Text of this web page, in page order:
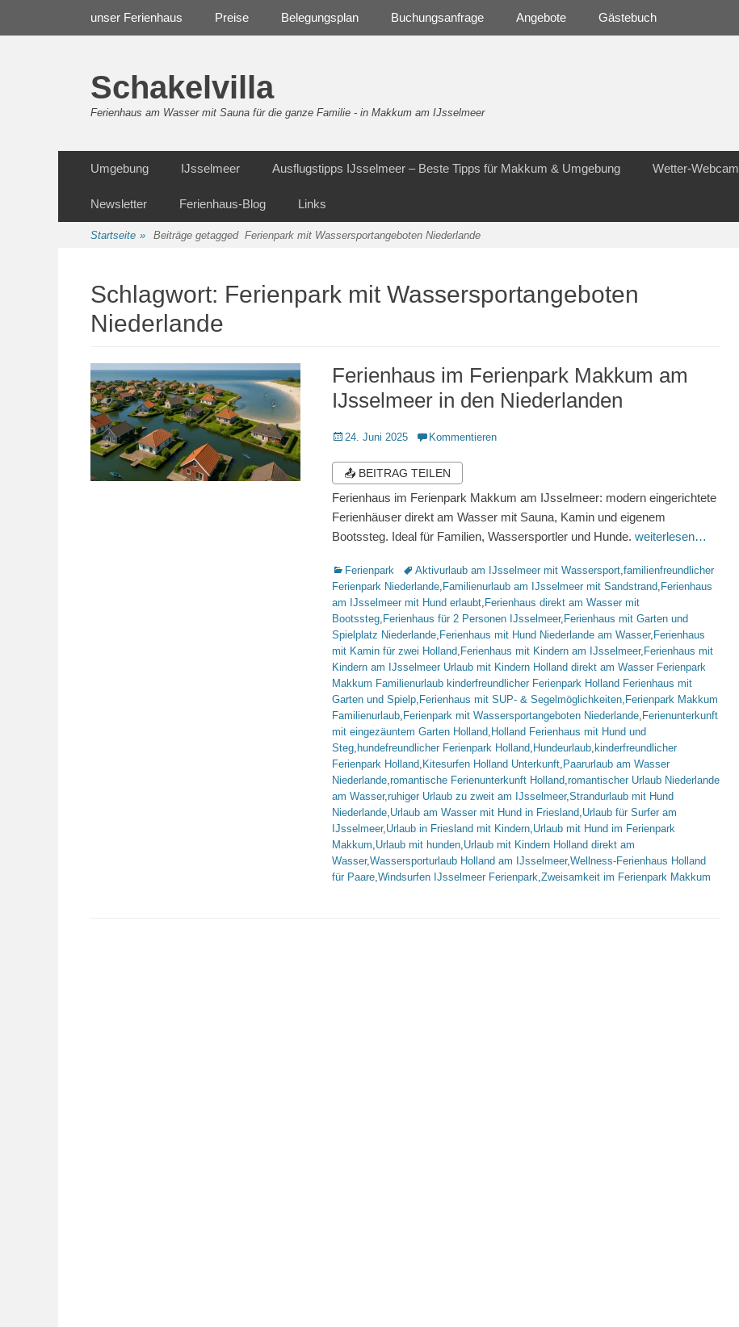
unser Ferienhaus Preise Belegungsplan Buchungsanfrage Angebote Gästebuch
Schakelvilla
Ferienhaus am Wasser mit Sauna für die ganze Familie - in Makkum am IJsselmeer
Inhalt
Umgebung IJsselmeer Ausflugstipps IJsselmeer – Beste Tipps für Makkum & Umgebung Wetter-Webcam
Newsletter Ferienhaus-Blog Links
Startseite » Beiträge getagged Ferienpark mit Wassersportangeboten Niederlande
Schlagwort: Ferienpark mit Wassersportangeboten
Niederlande
Ferienhaus im Ferienpark Makkum am
IJsselmeer in den Niederlanden
Veröffentlicht
24. Juni 2025 Kommentieren
📤 BEITRAG TEILEN
Ferienhaus im Ferienpark Makkum am IJsselmeer: modern eingerichtete
Ferienhäuser direkt am Wasser mit Sauna, Kamin und eigenem
Bootssteg. Ideal für Familien, Wassersportler und Hunde. weiterlesen…
Kategorien
Ferienpark Schlagworte
Aktivurlaub am IJsselmeer mit Wassersport,familienfreundlicher
Ferienpark Niederlande, Familienurlaub am IJsselmeer mit Sandstrand, Ferienhaus
am IJsselmeer mit Hund erlaubt, Ferienhaus direkt am Wasser mit
Bootssteg, Ferienhaus für 2 Personen IJsselmeer, Ferienhaus mit Garten und
Spielplatz Niederlande, Ferienhaus mit Hund Niederlande am Wasser, Ferienhaus
mit Kamin für zwei Holland, Ferienhaus mit Kindern am IJsselmeer, Ferienhaus mit
Kindern am IJsselmeer Urlaub mit Kindern Holland direkt am Wasser Ferienpark
Makkum Familienurlaub kinderfreundlicher Ferienpark Holland Ferienhaus mit
Garten und Spielp, Ferienhaus mit SUP- & Segelmöglichkeiten, Ferienpark Makkum
Familienurlaub, Ferienpark mit Wassersportangeboten Niederlande, Ferienunterkunft
mit eingezäuntem Garten Holland, Holland Ferienhaus mit Hund und
Steg, hundefreundlicher Ferienpark Holland, Hundeurlaub, kinderfreundlicher
Ferienpark Holland, Kitesurfen Holland Unterkunft, Paarurlaub am Wasser
Niederlande,romantische Ferienunterkunft Holland,romantischer Urlaub Niederlande
am Wasser,ruhiger Urlaub zu zweit am IJsselmeer,Strandurlaub mit Hund
Niederlande,Urlaub am Wasser mit Hund in Friesland,Urlaub für Surfer am
IJsselmeer,Urlaub in Friesland mit Kindern,Urlaub mit Hund im Ferienpark
Makkum,Urlaub mit hunden,Urlaub mit Kindern Holland direkt am
Wasser,Wassersporturlaub Holland am IJsselmeer,Wellness-Ferienhaus Holland
für Paare,Windsurfen IJsselmeer Ferienpark,Zweisamkeit im Ferienpark Makkum